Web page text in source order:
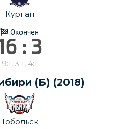
Курган
Окончен
: 3
9:1, 3:1, 4:1
(Б) (2018)
Тобольск